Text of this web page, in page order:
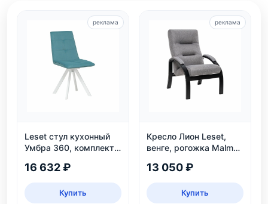
Leset стул кухонный
Умбра 360, комплект
16 632 ₽
Купить
реклама
Кресло Лион Leset,
венге, рогожка Malmo
13 050 ₽
Купить
реклама